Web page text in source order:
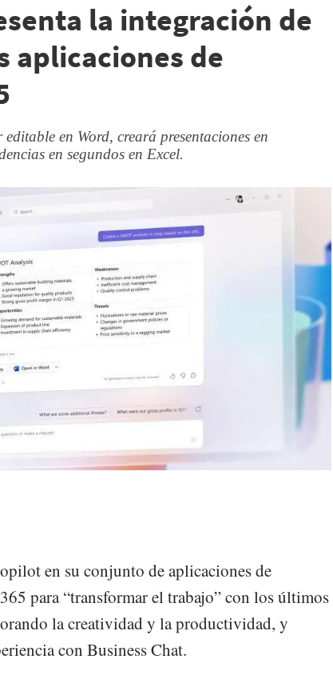
la integración de
aplicaciones de
en Word, creará presentaciones en
en segundos en Excel.
en su conjunto de aplicaciones de
para “transformar el trabajo” con los últimos
la creatividad y la productividad, y
con Business Chat.